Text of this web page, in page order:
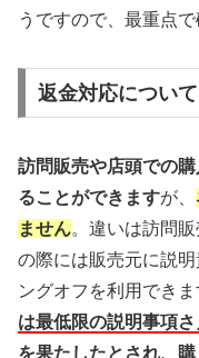
うですので、最重点
返金対応について
訪問販売や店頭での
ることができますが、
ません。違いは訪問
の際には販売元に説
ングオフを利用できま
は最低限の説明事項
を果たしたとされ、